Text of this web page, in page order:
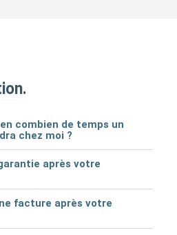
combien de temps un
chez moi ?
après votre
facture après votre